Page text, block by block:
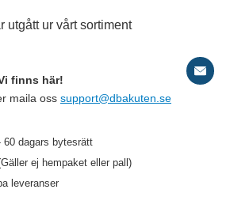
Köp
utgått ur vårt sortiment
finns här!
maila oss support@dbakuten.se
60 dagars bytesrätt
ej hempaket eller pall)
leveranser